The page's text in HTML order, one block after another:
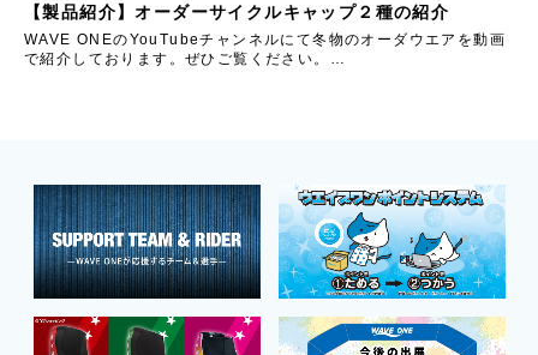
【製品紹介】オーダーサイクルキャップ２種の紹介
WAVE ONEのYouTubeチャンネルにて冬物のオーダウエアを動画
で紹介しております。ぜひご覧ください。…